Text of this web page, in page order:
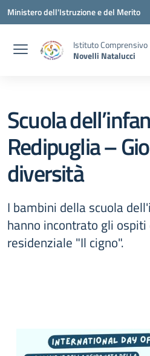
Vai ai contenuti
Vai al menu di navigazione
Vai al footer
Ministero dell'Istruzione e del Merito
Istituto Comprensivo
Novelli Natalucci
Scuola
Redipuglia –
diversità
I bambini della scuola
hanno incontrato gli
residenziale "Il cigno".